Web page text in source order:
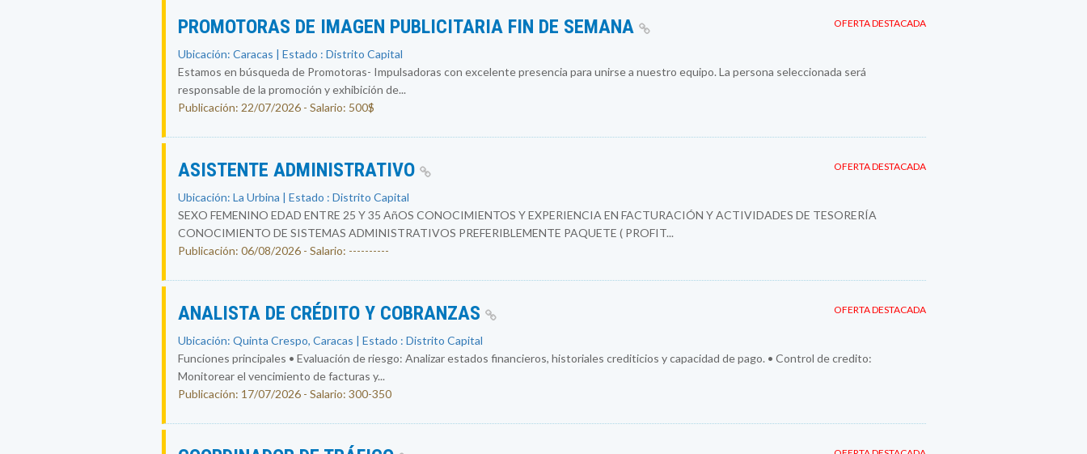
OFERTA DESTACADA
PROMOTORAS DE IMAGEN PUBLICITARIA FIN DE SEMANA
Ubicación: Caracas | Estado : Distrito Capital
Estamos en búsqueda de Promotoras- Impulsadoras con excelente presencia para unirse a nuestro equipo. La persona seleccionada será
responsable de la promoción y exhibición de...
Publicación: 22/07/2026 - Salario: 500$
OFERTA DESTACADA
ASISTENTE ADMINISTRATIVO
Ubicación: La Urbina | Estado : Distrito Capital
SEXO FEMENINO EDAD ENTRE 25 Y 35 AñOS CONOCIMIENTOS Y EXPERIENCIA EN FACTURACIÓN Y ACTIVIDADES DE TESORERÍA
CONOCIMIENTO DE SISTEMAS ADMINISTRATIVOS PREFERIBLEMENTE PAQUETE ( PROFIT...
Publicación: 06/08/2026 - Salario: ----------
OFERTA DESTACADA
ANALISTA DE CRÉDITO Y COBRANZAS
Ubicación: Quinta Crespo, Caracas | Estado : Distrito Capital
Funciones principales • Evaluación de riesgo: Analizar estados financieros, historiales crediticios y capacidad de pago. • Control de credito:
Monitorear el vencimiento de facturas y...
Publicación: 17/07/2026 - Salario: 300-350